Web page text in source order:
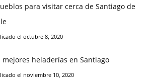
para visitar cerca de Santiago de
el octubre 8, 2020
mejores heladerías en Santiago
el noviembre 10, 2020